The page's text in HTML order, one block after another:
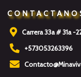
Carrera 33a # 31a -
+573053263396